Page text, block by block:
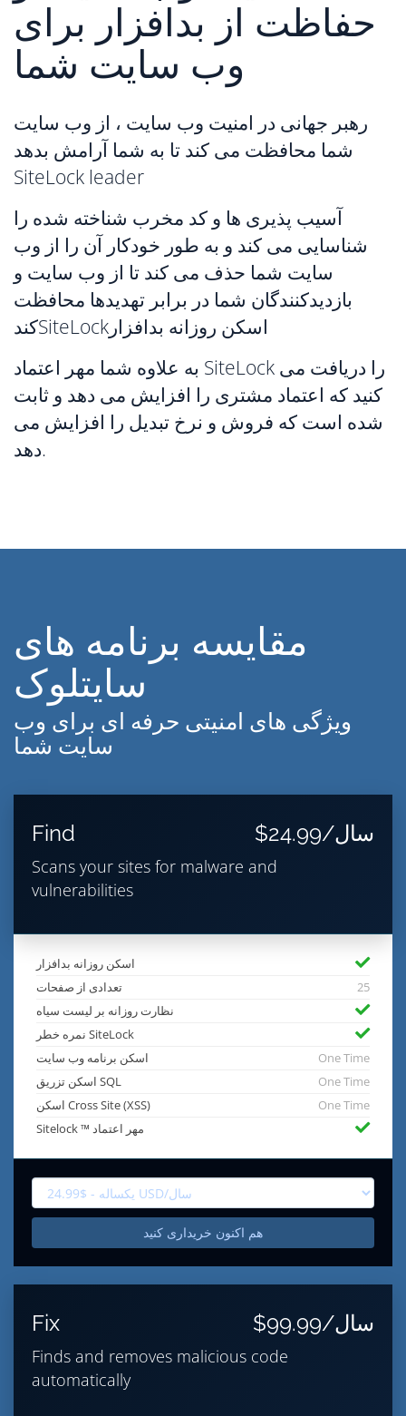
حفاظت از بدافزار برای
وب سایت شما
رهبر جهانی در امنیت وب سایت ، از وب سایت
شما محافظت می کند تا به شما آرامش بدهد
SiteLock leader
آسیب پذیری ها و کد مخرب شناخته شده را
شناسایی می کند و به طور خودکار آن را از وب
سایت شما حذف می کند تا از وب سایت و
بازدیدکنندگان شما در برابر تهدیدها محافظت
کندSiteLockاسکن روزانه بدافزار
به علاوه شما مهر اعتماد SiteLock را دریافت می
کنید که اعتماد مشتری را افزایش می دهد و ثابت
شده است که فروش و نرخ تبدیل را افزایش می
دهد.
مقایسه برنامه های
سایتلوک
ویژگی های امنیتی حرفه ای برای وب
سایت شما
Find $24.99/سال
Scans your sites for malware and
vulnerabilities
اسکن روزانه بدافزار
تعدادی از صفحات
25
نظارت روزانه بر لیست سیاه
نمره خطر SiteLock
اسکن برنامه وب سایت
One Time
اسکن تزریق SQL
One Time
اسکن Cross Site (XSS)
One Time
Sitelock ™ مهر اعتماد
هم اکنون خریداری کنید
Fix $99.99/سال
Finds and removes malicious code
automatically